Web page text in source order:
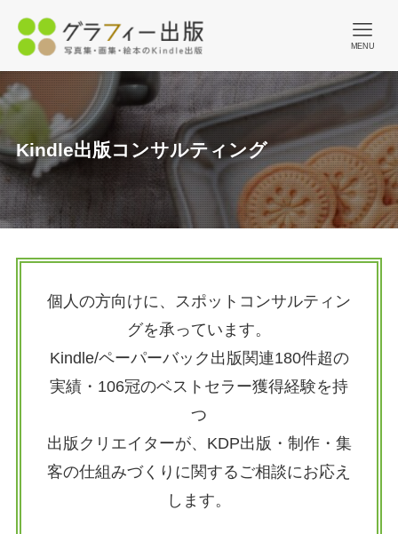
MENU
Kindle出版コンサルティング
個人の方向けに、スポットコンサルティン
グを承っています。
Kindle/ペーパーバック出版関連180件超の
実績・106冠のベストセラー獲得経験を持
つ
出版クリエイターが、KDP出版・制作・集
客の仕組みづくりに関するご相談にお応え
します。